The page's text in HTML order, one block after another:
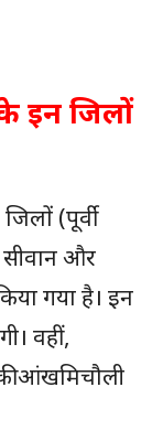
इन जिलों
(पूर्वी
और
गया है। इन
वहीं,
आंखमिचौली